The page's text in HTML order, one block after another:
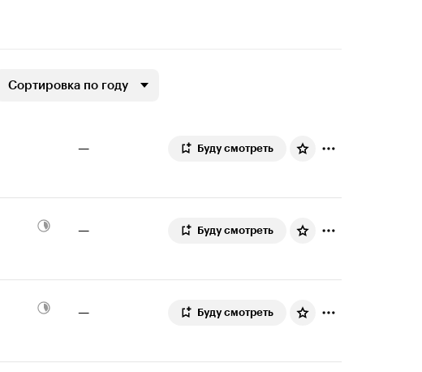
Сортировка по году
— Буду смотреть
— Буду смотреть
— Буду смотреть